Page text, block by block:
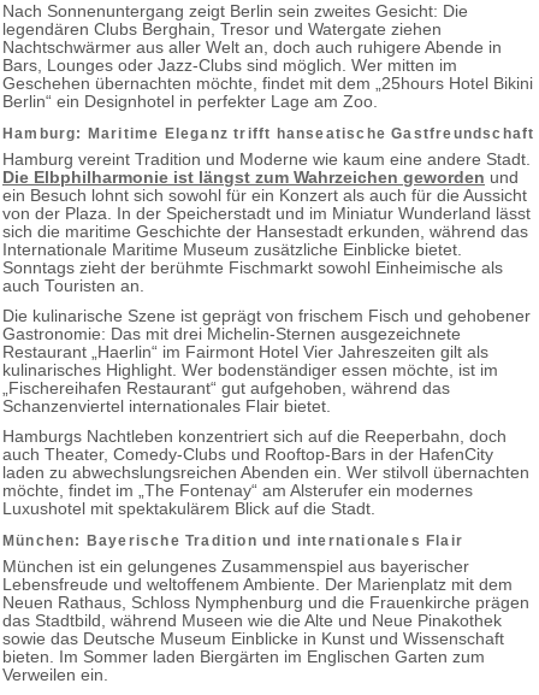
Nach Sonnenuntergang zeigt Berlin sein zweites Gesicht: Die
legendären Clubs Berghain, Tresor und Watergate ziehen
Nachtschwärmer aus aller Welt an, doch auch ruhigere Abende in
Bars, Lounges oder Jazz-Clubs sind möglich. Wer mitten im
Geschehen übernachten möchte, findet mit dem „25hours Hotel Bikini
Berlin“ ein Designhotel in perfekter Lage am Zoo.
Hamburg: Maritime Eleganz trifft hanseatische Gastfreundschaft
Hamburg vereint Tradition und Moderne wie kaum eine andere Stadt.
Die Elbphilharmonie ist längst zum Wahrzeichen geworden und
ein Besuch lohnt sich sowohl für ein Konzert als auch für die Aussicht
von der Plaza. In der Speicherstadt und im Miniatur Wunderland lässt
sich die maritime Geschichte der Hansestadt erkunden, während das
Internationale Maritime Museum zusätzliche Einblicke bietet.
Sonntags zieht der berühmte Fischmarkt sowohl Einheimische als
auch Touristen an.
Die kulinarische Szene ist geprägt von frischem Fisch und gehobener
Gastronomie: Das mit drei Michelin-Sternen ausgezeichnete
Restaurant „Haerlin“ im Fairmont Hotel Vier Jahreszeiten gilt als
kulinarisches Highlight. Wer bodenständiger essen möchte, ist im
„Fischereihafen Restaurant“ gut aufgehoben, während das
Schanzenviertel internationales Flair bietet.
Hamburgs Nachtleben konzentriert sich auf die Reeperbahn, doch
auch Theater, Comedy-Clubs und Rooftop-Bars in der HafenCity
laden zu abwechslungsreichen Abenden ein. Wer stilvoll übernachten
möchte, findet im „The Fontenay“ am Alsterufer ein modernes
Luxushotel mit spektakulärem Blick auf die Stadt.
München: Bayerische Tradition und internationales Flair
München ist ein gelungenes Zusammenspiel aus bayerischer
Lebensfreude und weltoffenem Ambiente. Der Marienplatz mit dem
Neuen Rathaus, Schloss Nymphenburg und die Frauenkirche prägen
das Stadtbild, während Museen wie die Alte und Neue Pinakothek
sowie das Deutsche Museum Einblicke in Kunst und Wissenschaft
bieten. Im Sommer laden Biergärten im Englischen Garten zum
Verweilen ein.